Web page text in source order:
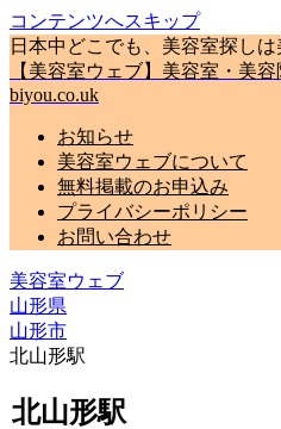
コンテンツへスキップ
日本中どこでも、美容室探し
【美容室ウェブ】美容室・美
biyou.co.uk
お知らせ
美容室ウェブについて
無料掲載のお申込み
プライバシーポリシー
お問い合わせ
美容室ウェブ
山形県
山形市
北山形駅
北山形駅